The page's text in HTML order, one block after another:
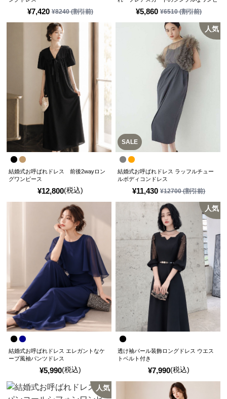
¥7,420 ¥8240(割引前) ¥5,860 ¥6510(割引前)
¥12,800(税込)
結婚式お呼ばれドレス 前後2wayロン
グワンピース
SALE
人気
¥11,430 ¥12700(割引前)
結婚式お呼ばれドレス ラッフルチュー
ルボディコンドレス
¥5,990(税込)
結婚式お呼ばれドレス エレガントなケ
ープ風袖パンツドレス
人気
¥7,990(税込)
透け袖パール装飾ロングドレス ウエス
トベルト付き
人気